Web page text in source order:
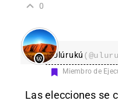
0
Ulúrukú
Miembro de
Las elecciones se